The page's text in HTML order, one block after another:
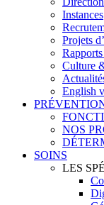
Instances
Projets
Culture
English
NOS
SOINS
LES